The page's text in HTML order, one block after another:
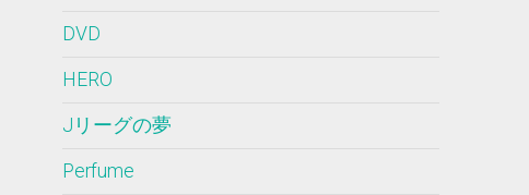
DVD
HERO
Jリーグの夢
Perfume